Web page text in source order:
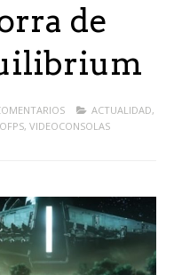
de
ACTUALIDAD,
, VIDEOCONSOLAS